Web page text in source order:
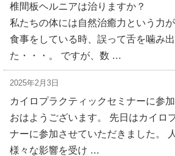
椎間板ヘルニアは治りますか？
私たちの体には自然治癒力という力が
食事をしている時、誤って舌を噛み
た・・・。 ですが、数 …
2025年2月3日
カイロプラクティックセミナーに参加
おはようございます。 先日はカイロ
ナーに参加させていただきました。
様々な影響を受け …